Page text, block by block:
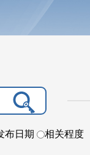
布日期 相关程度